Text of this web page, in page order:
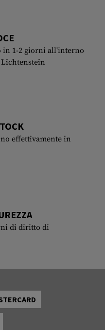
in 1-2 giorni all'interno
effettivamente in
di diritto di